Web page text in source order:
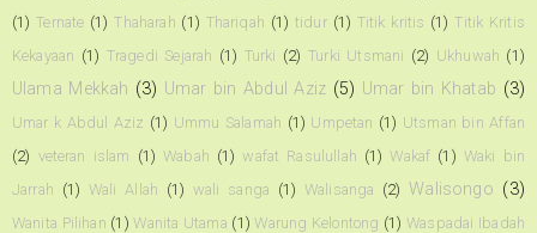
(1) Ternate (1) Thaharah (1) Thariqah (1) tidur (1) Titik kritis (1) Titik Kritis
Kekayaan (1) Tragedi Sejarah (1) Turki (2) Turki Utsmani (2) Ukhuwah (1)
Ulama Mekkah (3) Umar bin Abdul Aziz (5) Umar bin Khatab (3)
Umar k Abdul Aziz (1) Ummu Salamah (1) Umpetan (1) Utsman bin Affan
(2) veteran islam (1) Wabah (1) wafat Rasulullah (1) Wakaf (1) Waki bin
Jarrah (1) Wali Allah (1) wali sanga (1) Walisanga (2) Walisongo (3)
Wanita Pilihan (1) Wanita Utama (1) Warung Kelontong (1) Waspadai Ibadah